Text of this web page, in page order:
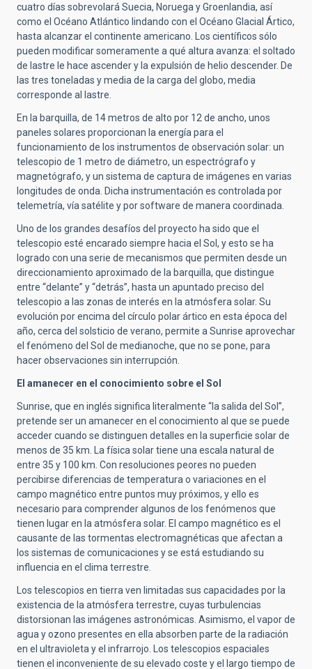
cuatro días sobrevolará Suecia, Noruega y Groenlandia, así
como el Océano Atlántico lindando con el Océano Glacial Ártico,
hasta alcanzar el continente americano. Los científicos sólo
pueden modificar someramente a qué altura avanza: el soltado
de lastre le hace ascender y la expulsión de helio descender. De
las tres toneladas y media de la carga del globo, media
corresponde al lastre.
En la barquilla, de 14 metros de alto por 12 de ancho, unos
paneles solares proporcionan la energía para el
funcionamiento de los instrumentos de observación solar: un
telescopio de 1 metro de diámetro, un espectrógrafo y
magnetógrafo, y un sistema de captura de imágenes en varias
longitudes de onda. Dicha instrumentación es controlada por
telemetría, vía satélite y por software de manera coordinada.
Uno de los grandes desafíos del proyecto ha sido que el
telescopio esté encarado siempre hacia el Sol, y esto se ha
logrado con una serie de mecanismos que permiten desde un
direccionamiento aproximado de la barquilla, que distingue
entre “delante” y “detrás”, hasta un apuntado preciso del
telescopio a las zonas de interés en la atmósfera solar. Su
evolución por encima del círculo polar ártico en esta época del
año, cerca del solsticio de verano, permite a Sunrise aprovechar
el fenómeno del Sol de medianoche, que no se pone, para
hacer observaciones sin interrupción.
El amanecer en el conocimiento sobre el Sol
Sunrise, que en inglés significa literalmente “la salida del Sol”,
pretende ser un amanecer en el conocimiento al que se puede
acceder cuando se distinguen detalles en la superficie solar de
menos de 35 km. La física solar tiene una escala natural de
entre 35 y 100 km. Con resoluciones peores no pueden
percibirse diferencias de temperatura o variaciones en el
campo magnético entre puntos muy próximos, y ello es
necesario para comprender algunos de los fenómenos que
tienen lugar en la atmósfera solar. El campo magnético es el
causante de las tormentas electromagnéticas que afectan a
los sistemas de comunicaciones y se está estudiando su
influencia en el clima terrestre.
Los telescopios en tierra ven limitadas sus capacidades por la
existencia de la atmósfera terrestre, cuyas turbulencias
distorsionan las imágenes astronómicas. Asimismo, el vapor de
agua y ozono presentes en ella absorben parte de la radiación
en el ultravioleta y el infrarrojo. Los telescopios espaciales
tienen el inconveniente de su elevado coste y el largo tiempo de